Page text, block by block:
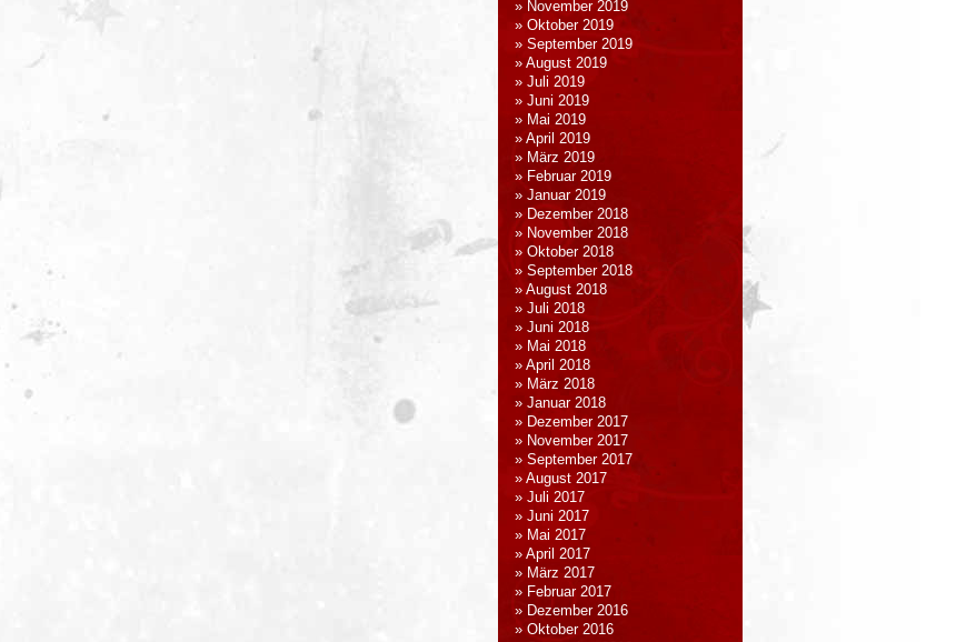
November 2019
Oktober 2019
September 2019
August 2019
Juli 2019
Juni 2019
Mai 2019
April 2019
März 2019
Februar 2019
Januar 2019
Dezember 2018
November 2018
Oktober 2018
September 2018
August 2018
Juli 2018
Juni 2018
Mai 2018
April 2018
März 2018
Januar 2018
Dezember 2017
November 2017
September 2017
August 2017
Juli 2017
Juni 2017
Mai 2017
April 2017
März 2017
Februar 2017
Dezember 2016
Oktober 2016